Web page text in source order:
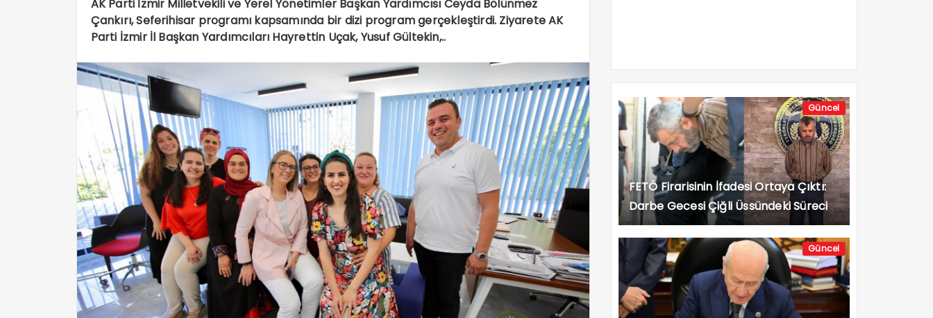
AK Parti İzmir Milletvekili ve Yerel Yönetimler Başkan Yardımcısı Ceyda Bölünmez
Çankırı, Seferihisar programı kapsamında bir dizi program gerçekleştirdi. Ziyarete AK
Parti İzmir İl Başkan Yardımcıları Hayrettin Uçak, Yusuf Gültekin,..
Güncel
FETÖ Firarisinin İfadesi Ortaya Çıktı:
Darbe Gecesi Çiğli Üssündeki Süreci
Anlattı
Güncel